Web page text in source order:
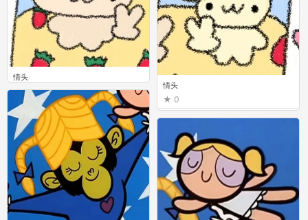
情头
0
情头
0